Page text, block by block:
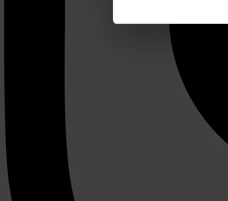
We gebruiken cookies om
websiteverkeer te
media, adverteren en
verstrekt of die ze hebben